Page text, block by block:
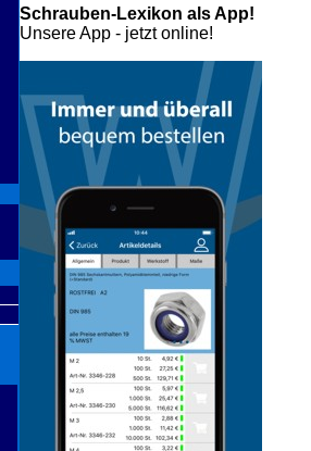
Schrauben-Lexikon als App!
Unsere App - jetzt online!